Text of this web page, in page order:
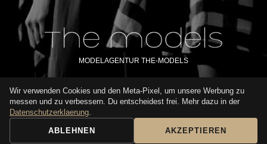
MODELAGENTUR THE-MODELS
IMPRESSUM AGB DATENSCHUTZ
NUTZUNGSBEDINGUNGEN
Wir verwenden Cookies und den Meta-Pixel, um unsere Werbung zu
messen und zu verbessern. Du entscheidest frei. Mehr dazu in der
Datenschutzerklaerung.
ABLEHNEN AKZEPTIEREN